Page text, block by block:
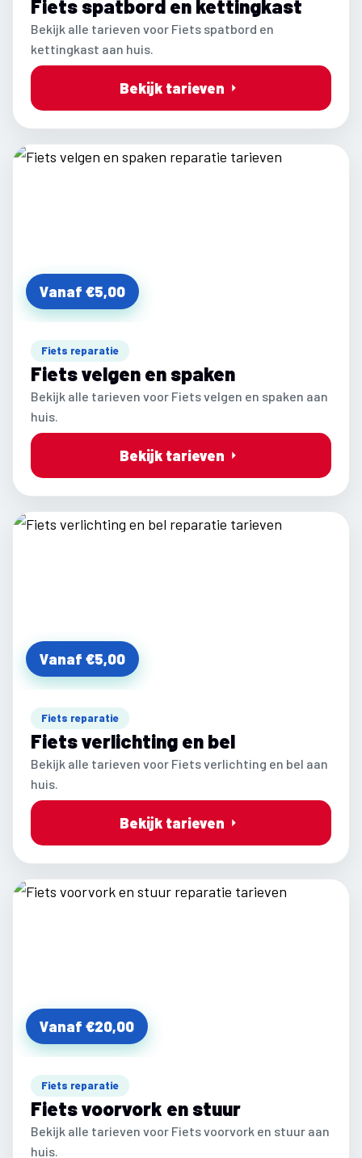
Fiets spatbord en kettingkast
Bekijk alle tarieven voor Fiets spatbord en
kettingkast aan huis.
Bekijk tarieven
Vanaf €5,00
Fiets reparatie
Fiets velgen en spaken
Bekijk alle tarieven voor Fiets velgen en spaken aan
huis.
Bekijk tarieven
Vanaf €5,00
Fiets reparatie
Fiets verlichting en bel
Bekijk alle tarieven voor Fiets verlichting en bel aan
huis.
Bekijk tarieven
Vanaf €20,00
Fiets reparatie
Fiets voorvork en stuur
Bekijk alle tarieven voor Fiets voorvork en stuur aan
huis.